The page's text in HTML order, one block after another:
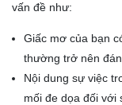
vấn đề như:
Giấc mơ của bạn
thường trở nên
Nội dung sự việc
mối đe dọa đối với